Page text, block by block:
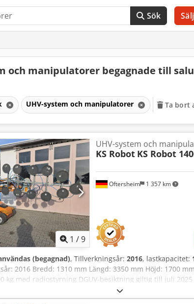
Sök
och manipulatorer begagnade till salu
UHV-system och manipulatorer Ta bort
1 /9
Oftersheim 1 357 km
UHV-system och
KS Robot KS Robot
(begagnad), Tillverkningsår: 2016, lastkapacitet:
2016 Bredd: 1310 mm Längd: 3350 mm Höjd: 1700
kg med radiostyrning DGUV-besiktning giltig till juli